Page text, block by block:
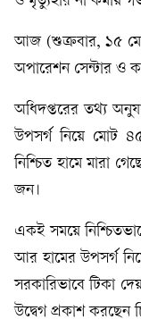
আজ (শুক্রবার, ১৫ মে)
অপারেশন সেন্টার ও
অধিদপ্তরের তথ্য
উপসর্গ নিয়ে মোট
নিশ্চিত হামে মারা
জন।
একই সময়ে
আর হামের উপসর্গ
সরকারিভাবে টিকা
উদ্বেগ প্রকাশ করছেন